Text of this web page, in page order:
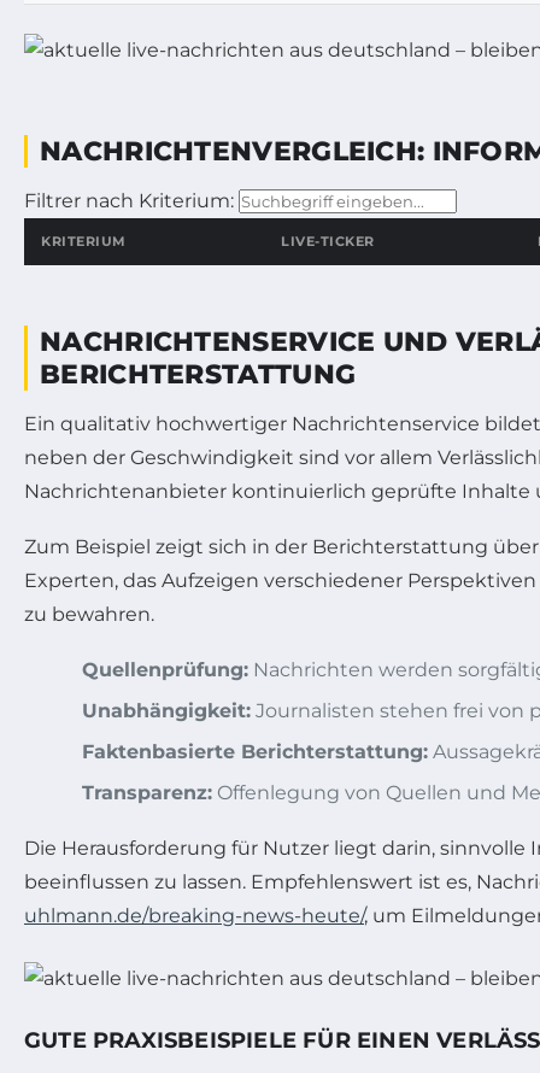
NACHRICHTENVERGLEICH:
Filtrer nach Kriterium:
KRITERIUM LIVE-TICKER
NACHRICHTENSERVICE UND
BERICHTERSTATTUNG
Ein qualitativ hochwertiger Nachrichtenservice
neben der Geschwindigkeit sind vor allem
Nachrichtenanbieter kontinuierlich geprüfte
Zum Beispiel zeigt sich in der Berichterstattung
Experten, das Aufzeigen verschiedener
zu bewahren.
Quellenprüfung: Nachrichten werden
Unabhängigkeit: Journalisten stehen frei von
Faktenbasierte Berichterstattung:
Transparenz: Offenlegung von Quellen und
Die Herausforderung für Nutzer liegt darin,
beeinflussen zu lassen. Empfehlenswert ist es,
uhlmann.de/breaking-news-heute/, um
GUTE PRAXISBEISPIELE FÜR EINEN